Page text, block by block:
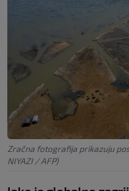
Zračna fotografija prikazuju
NIYAZI / AFP)